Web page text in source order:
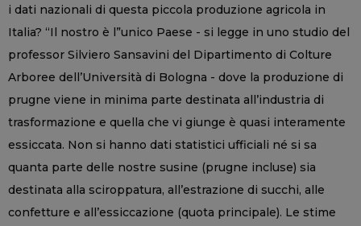
i dati nazionali di questa piccola produzione agricola in
Italia? “Il nostro è l”unico Paese - si legge in uno studio del
professor Silviero Sansavini del Dipartimento di Colture
Arboree dell’Università di Bologna - dove la produzione di
prugne viene in minima parte destinata all’industria di
trasformazione e quella che vi giunge è quasi interamente
essiccata. Non si hanno dati statistici ufficiali né si sa
quanta parte delle nostre susine (prugne incluse) sia
destinata alla sciroppatura, all’estrazione di succhi, alle
confetture e all’essiccazione (quota principale). Le stime